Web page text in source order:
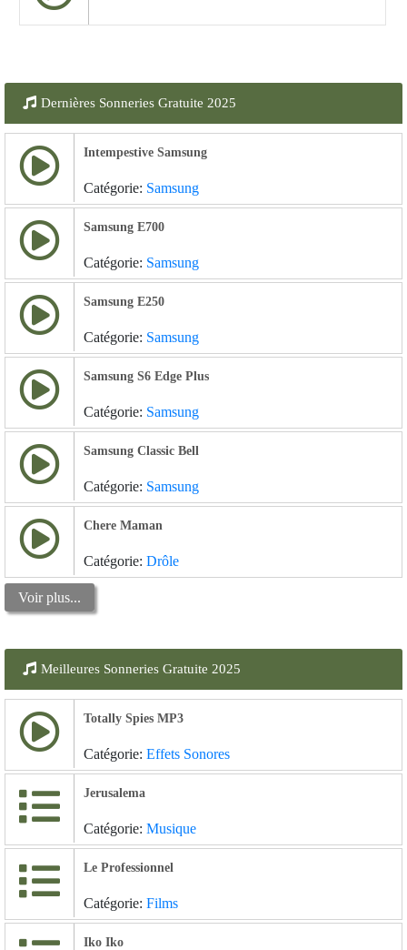
Dernières Sonneries Gratuite 2025
Intempestive Samsung
Catégorie: Samsung
Samsung E700
Catégorie: Samsung
Samsung E250
Catégorie: Samsung
Samsung S6 Edge Plus
Catégorie: Samsung
Samsung Classic Bell
Catégorie: Samsung
Chere Maman
Catégorie: Drôle
Voir plus...
Meilleures Sonneries Gratuite 2025
Totally Spies MP3
Catégorie: Effets Sonores
Jerusalema
Catégorie: Musique
Le Professionnel
Catégorie: Films
Iko Iko